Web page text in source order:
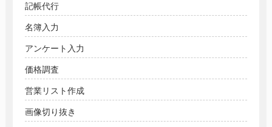
記帳代行
名簿入力
アンケート入力
価格調査
営業リスト作成
画像切り抜き